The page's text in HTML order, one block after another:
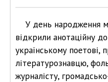
У день народження
відкрили анотаційну
українському поетові,
літературознавцю,
журналісту,